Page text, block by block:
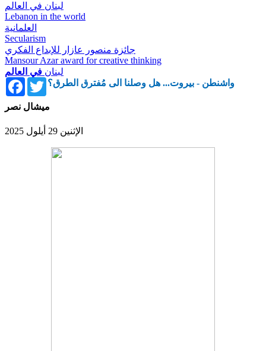
لبنان في العالم
Lebanon in the world
العلمانية
Secularism
جائزة منصور عازار للإبداع الفكري
Mansour Azar award for creative thinking
لبنان في العالم
FacebookTwitter
واشنطن - بيروت... هل وصلنا الى مُفترق الطرق؟
ميشال نصر
الإثنين 29 أيلول 2025